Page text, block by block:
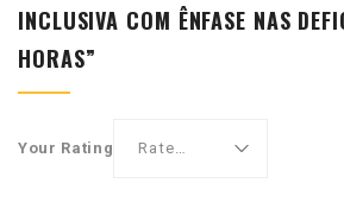
INCLUSIVA COM ÊNFASE NAS
HORAS”
Your Rating